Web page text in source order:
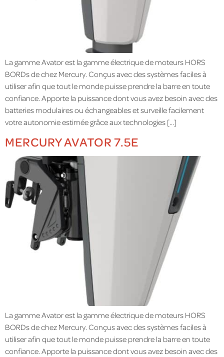
La gamme Avator est la gamme électrique de moteurs HORS
BORDs de chez Mercury. Conçus avec des systèmes faciles à
utiliser afin que tout le monde puisse prendre la barre en toute
confiance. Apporte la puissance dont vous avez besoin avec des
batteries modulaires ou échangeables et surveille facilement
votre autonomie estimée grâce aux technologies […]
MERCURY AVATOR 7.5E
La gamme Avator est la gamme électrique de moteurs HORS
BORDs de chez Mercury. Conçus avec des systèmes faciles à
utiliser afin que tout le monde puisse prendre la barre en toute
confiance. Apporte la puissance dont vous avez besoin avec des